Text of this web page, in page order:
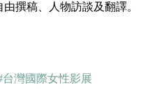
撰稿、人物訪談及翻譯。
台灣國際女性影展